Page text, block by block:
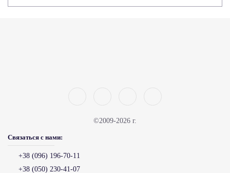
©2009-2026 г.
Связаться с нами:
+38 (096) 196-70-11
+38 (050) 230-41-07